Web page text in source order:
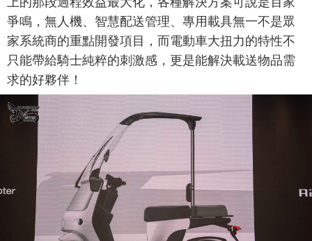
爭鳴，無人機、智慧配送管理、專用載具無一不是眾
家系統商的重點開發項目，而電動車大扭力的特性不
只能帶給騎士純粹的刺激感，更是能解決載送物品需
求的好夥伴！